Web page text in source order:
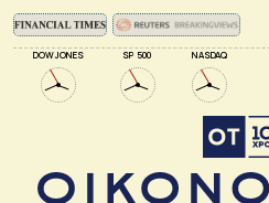
DOW JONES SP 500 NASDAQ